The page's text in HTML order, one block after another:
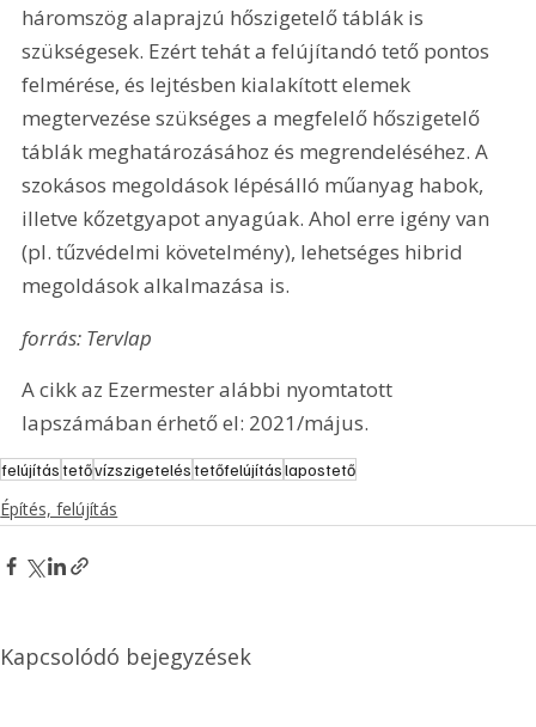
háromszög alaprajzú hőszigetelő táblák is
szükségesek. Ezért tehát a felújítandó tető pontos
felmérése, és lejtésben kialakított elemek
megtervezése szükséges a megfelelő hőszigetelő
táblák meghatározásához és megrendeléséhez. A
szokásos megoldások lépésálló műanyag habok,
illetve kőzetgyapot anyagúak. Ahol erre igény van
(pl. tűzvédelmi követelmény), lehetséges hibrid
megoldások alkalmazása is.
forrás: Tervlap
A cikk az Ezermester alábbi nyomtatott
lapszámában érhető el: 2021/május.
felújítástetővízszigeteléstetőfelújításlapostető
Építés, felújítás
Kapcsolódó bejegyzések